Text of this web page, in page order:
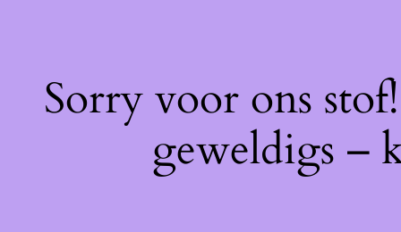
Sorry voor ons
geweldigs –